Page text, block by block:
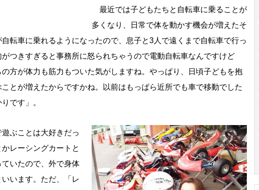
最近では子どもたちと自転車に乗ることが
多くなり、日常で体を動かす機会が増えたそ
転車に乗れるようになったので、息子と3人で遠くまで自転車で行っ
つきすぎると事務所に怒られちゃうので電動自転車なんですけど
の方が体力も筋力もついた気がしますね。やっぱり、日頃子どもを抱
とが増えたからですかね。以前はもっぱら近所でも車で移動でした
です」。
ぶことは大好きだっ
レーシングカートと
いたので、外で身体
います。ただ、「レ